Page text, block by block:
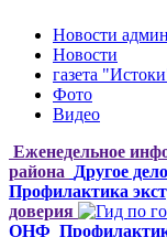
Новости
Новости
газета
Фото
Видео
Еженедельное
района
Другое дело
Профилактика
доверия
ОНФ